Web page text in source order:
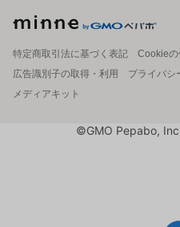
特定商取引法に基づく表記
Cookieの
広告識別子の取得・利用
プライバシ
メディアキット
©GMO Pepabo,